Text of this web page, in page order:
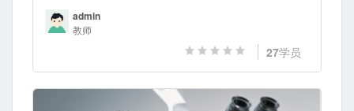
admin
教师
27学员